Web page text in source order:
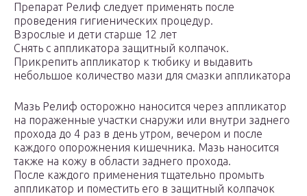
Препарат Релиф следует применять после
проведения гигиенических процедур.
Взрослые и дети старше 12 лет
Снять с аппликатора защитный колпачок.
Прикрепить аппликатор к тюбику и выдавить
небольшое количество мази для смазки аппликатора
Мазь Релиф осторожно наносится через аппликатор
на пораженные участки снаружи или внутри заднего
прохода до 4 раз в день утром, вечером и после
каждого опорожнения кишечника. Мазь наносится
также на кожу в области заднего прохода.
После каждого применения тщательно промыть
аппликатор и поместить его в защитный колпачок